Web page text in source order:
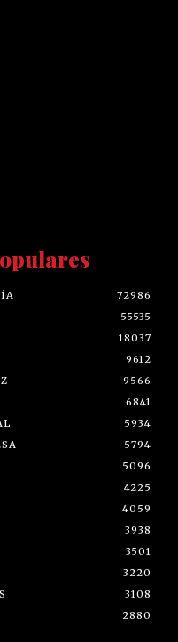
72986
55535
18037
9612
9566
6841
5934
5794
5096
4225
4059
3938
3501
3220
3108
2880